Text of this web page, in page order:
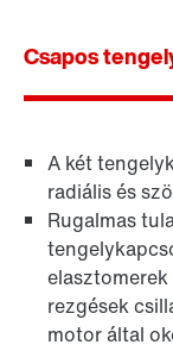
Csapos
A két
radiális és
Rugalmas
rezgések
motor által